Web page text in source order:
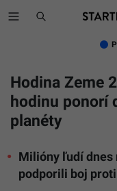
Hodina Zeme
hodinu ponorí
planéty
Milióny ľudí dnes
podporili boj